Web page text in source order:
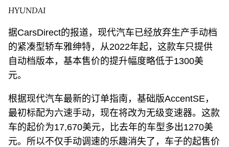
HYUNDAI
据CarsDirect的报道，现代汽车已经放弃生产手动档
的紧凑型轿车雅绅特，从2022年起，这款车只提供
自动档版本，基本售价的提升幅度略低于1300美
元。
根据现代汽车最新的订单指南，基础版AccentSE，
最初标配为六速手动，现在将改为无级变速器。这款
车的起价为17,670美元，比去年的车型多出1270美
元。所以不仅手动调速的乐趣消失了，车子的起售价